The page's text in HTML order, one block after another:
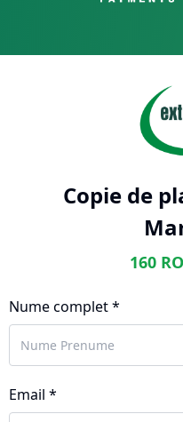
Copie de
160
Nume complet *
Email *